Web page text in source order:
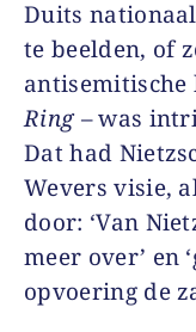
Duits
te beelden, of
Ring– was
Dat had
Wevers visie,
door: ‘Van
meer over’ en
opvoering de